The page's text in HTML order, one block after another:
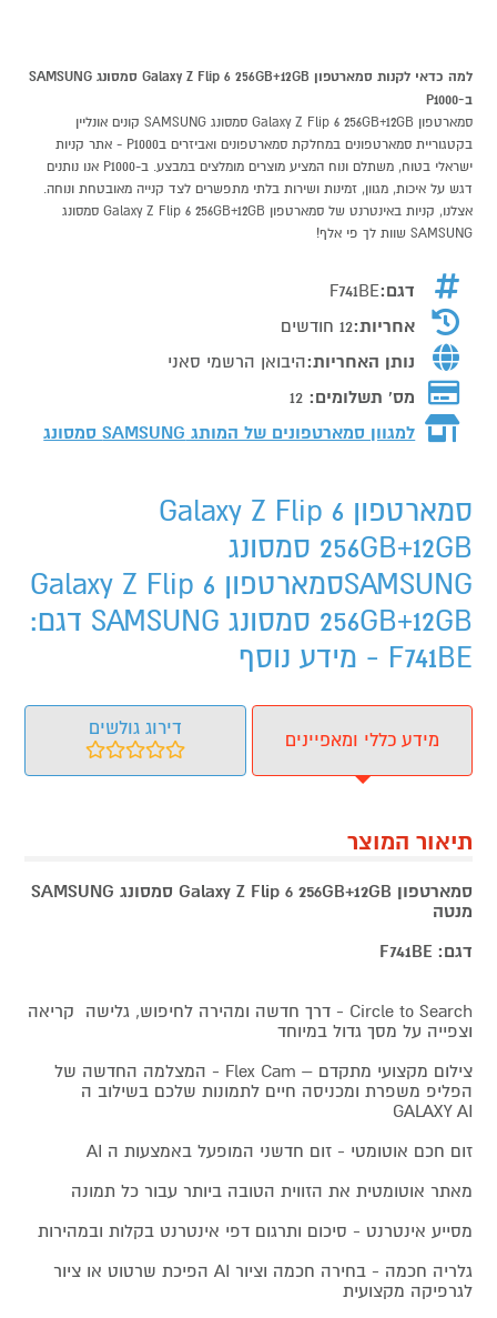
למה כדאי לקנות סמארטפון Galaxy Z Flip 6 256GB+12GB סמסונג SAMSUNG
ב-P1000
סמארטפון Galaxy Z Flip 6 256GB+12GB סמסונג SAMSUNG קונים אונליין
בקטגוריית סמארטפונים במחלקת סמארטפונים ואביזרים בP1000 - אתר קניות
ישראלי בטוח, משתלם ונוח המציע מוצרים מומלצים במבצע. ב-P1000 אנו נותנים
דגש על איכות, מגוון, זמינות ושירות בלתי מתפשרים לצד קנייה מאובטחת ונוחה.
אצלנו, קניות באינטרנט של סמארטפון Galaxy Z Flip 6 256GB+12GB סמסונג
SAMSUNG שוות לך פי אלף!
דגם:F741BE
אחריות:12 חודשים
נותן האחריות:היבואן הרשמי סאני
מס' תשלומים: 12
למגוון סמארטפונים של המותג SAMSUNG סמסונג
סמארטפון Galaxy Z Flip 6
256GB+12GB סמסונג
SAMSUNGסמארטפון Galaxy Z Flip 6
256GB+12GB סמסונג SAMSUNG דגם:
F741BE - מידע נוסף
מידע כללי ומאפיינים
דירוג גולשים
תיאור המוצר
סמארטפון Galaxy Z Flip 6 256GB+12GB סמסונג SAMSUNG
מנטה
דגם: F741BE
Circle to Search - דרך חדשה ומהירה לחיפוש, גלישה קריאה
וצפייה על מסך גדול במיוחד
צילום מקצועי מתקדם – Flex Cam - המצלמה החדשה של
הפליפ משפרת ומכניסה חיים לתמונות שלכם בשילוב ה
GALAXY AI
זום חכם אוטומטי - זום חדשני המופעל באמצעות ה AI
מאתר אוטומטית את הזווית הטובה ביותר עבור כל תמונה
מסייע אינטרנט - סיכום ותרגום דפי אינטרנט בקלות ובמהירות
גלריה חכמה - בחירה חכמה וציור AI הפיכת שרטוט או ציור
לגרפיקה מקצועית